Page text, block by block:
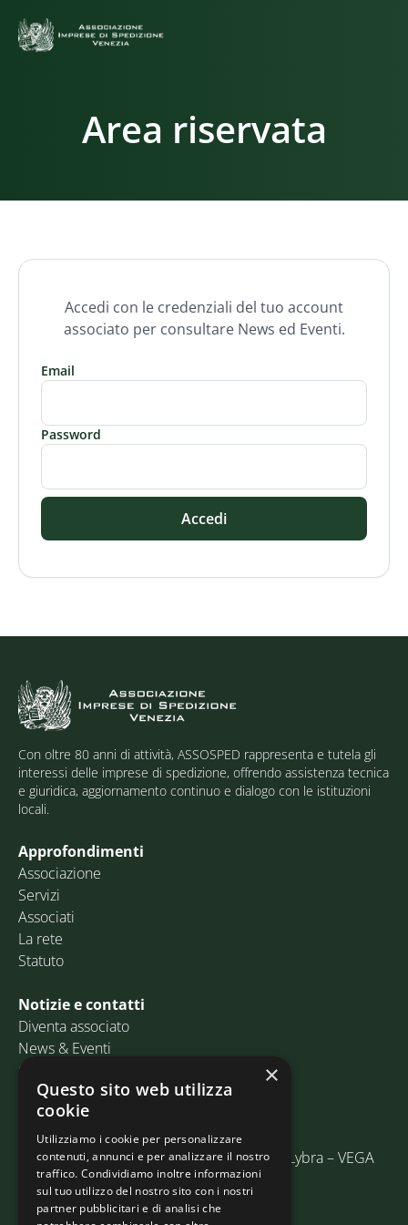
Area riservata
Accedi con le credenziali del tuo account
associato per consultare News ed Eventi.
Email
Password
Accedi
Con oltre 80 anni di attività, ASSOSPED rappresenta e tutela gli
interessi delle imprese di spedizione, offrendo assistenza tecnica
e giuridica, aggiornamento continuo e dialogo con le istituzioni
locali.
Approfondimenti
Associazione
Servizi
Associati
La rete
Statuto
Notizie e contatti
Diventa associato
News & Eventi
Contatti
Email:info@assosped.it
PEC: assospedvenezia@pec.fedespedi.it
Indirizzo: Via delle Industrie, 19/C Edificio Lybra – VEGA
30175 Marghera (VE)
×
Questo sito web utilizza
cookie
Utilizziamo i cookie per personalizzare
contenuti, annunci e per analizzare il nostro
traffico. Condividiamo inoltre informazioni
sul tuo utilizzo del nostro sito con i nostri
partner pubblicitari e di analisi che